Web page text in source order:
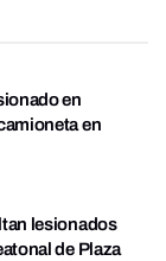
en
en
lesionados
de Plaza